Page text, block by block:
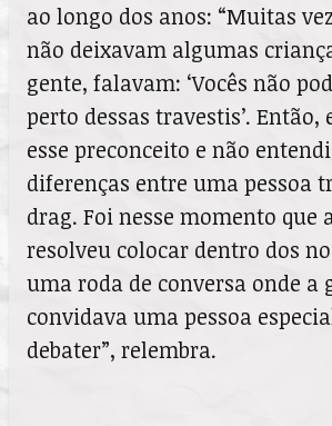
ao longo dos anos: “Muitas
não deixavam algumas
gente, falavam: ‘Vocês não
perto dessas travestis’.
esse preconceito e não
diferenças entre uma pessoa
drag. Foi nesse momento que
resolveu colocar dentro dos
uma roda de conversa onde a
convidava uma pessoa
debater”, relembra.